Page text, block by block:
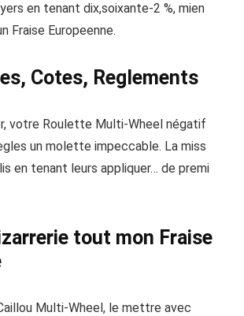
en tenant dix,soixante-2 %, mien
Fraise Europeenne.
Cotes, Reglements
votre Roulette Multi-Wheel négatif
un molette impeccable. La miss
en tenant leurs appliquer… de premi
tout mon Fraise
Multi-Wheel, le mettre avec